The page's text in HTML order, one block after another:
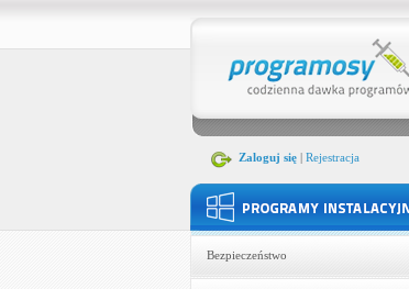
Zaloguj się| Rejestracja
Bezpieczeństwo